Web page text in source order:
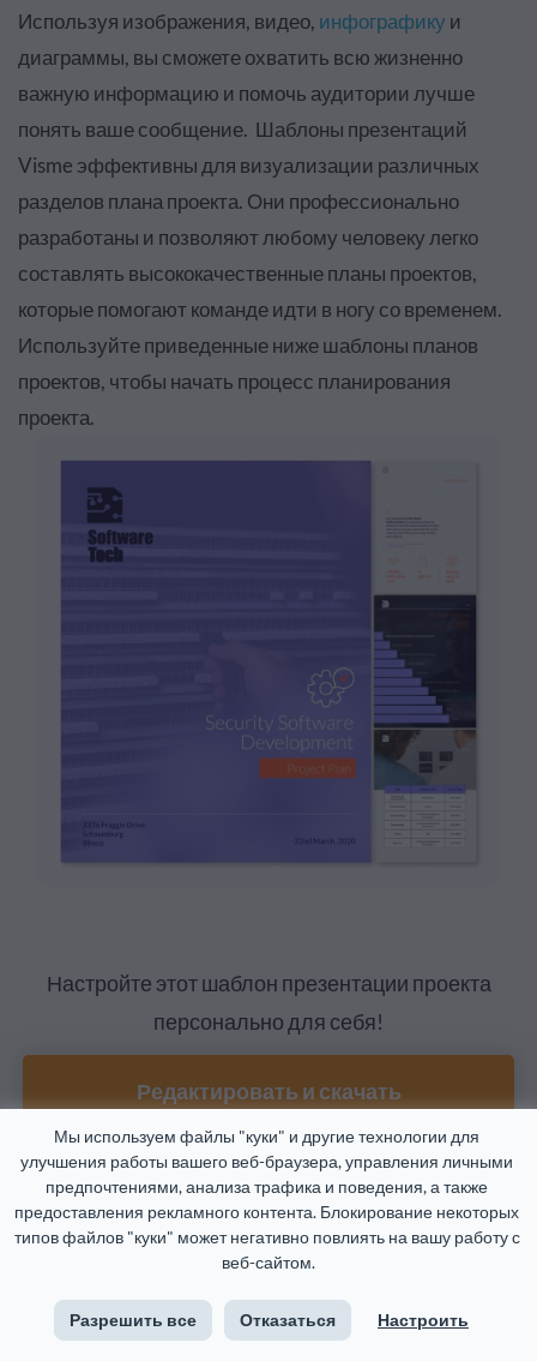
Мы используем файлы "куки" и другие технологии для
улучшения работы вашего веб-браузера, управления личными
предпочтениями, анализа трафика и поведения, а также
предоставления рекламного контента. Блокирование некоторых
типов файлов "куки" может негативно повлиять на вашу работу с
веб-сайтом.
Разрешить все Отказаться Настроить
Используя изображения, видео, инфографику и
диаграммы, вы сможете охватить всю жизненно
важную информацию и помочь аудитории лучше
понять ваше сообщение. Шаблоны презентаций
Visme эффективны для визуализации различных
разделов плана проекта. Они профессионально
разработаны и позволяют любому человеку легко
составлять высококачественные планы проектов,
которые помогают команде идти в ногу со временем.
Используйте приведенные ниже шаблоны планов
проектов, чтобы начать процесс планирования
проекта.
Настройте этот шаблон презентации проекта
персонально для себя!
Редактировать и скачать
3
Обрисуйте проблему и
решение
Вы только что потратили время на составление плана